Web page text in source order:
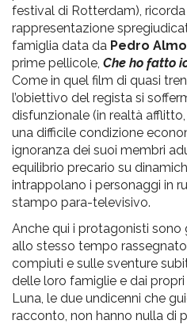
festival di Rotterdam),
rappresentazione
famiglia data da Pedro
prime pellicole, Che ho fatto
Come in quel film di quasi
l’obiettivo del regista si
disfunzionale (in realtà
una difficile condizione
ignoranza dei suoi membri
equilibrio precario su
intrappolano i personaggi in
stampo para-televisivo.
Anche qui i protagonisti sono
allo stesso tempo
compiuti e sulle sventure
delle loro famiglie e dai
Luna, le due undicenni che
racconto, non hanno nulla di